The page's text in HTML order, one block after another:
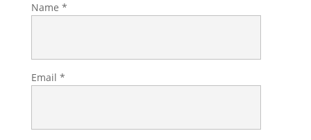
Name *
Email *